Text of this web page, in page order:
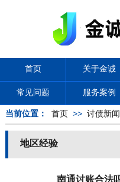
首页 关于金诚
常见问题 服务案例
当前位置： 首页 >> 讨债新闻
地区经验